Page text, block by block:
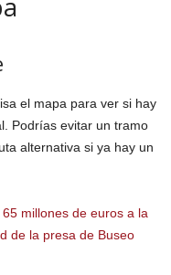
el mapa para ver si hay
Podrías evitar un tramo
alternativa si ya hay un
millones de euros a la
de la presa de Buseo